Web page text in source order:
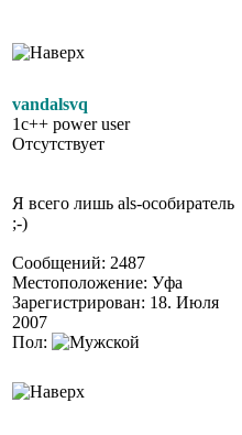
vandalsvq
1c++ power user
Отсутствует
Я всего лишь als-особиратель
;-)
Сообщений: 2487
Местоположение: Уфа
Зарегистрирован: 18. Июля
2007
Пол: